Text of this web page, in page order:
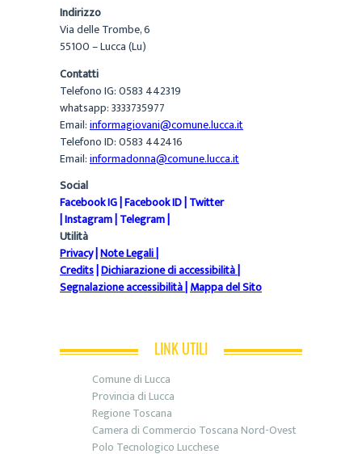
Indirizzo
Via delle Trombe, 6
55100 – Lucca (Lu)
Contatti
Telefono IG: 0583 442319
whatsapp: 3333735977
Email:informagiovani@comune.lucca.it
Telefono ID: 0583 442416
Email:informadonna@comune.lucca.it
Social
Facebook IG|Facebook ID|Twitter
|Instagram|Telegram|
Utilità
Privacy|Note Legali|
Credits|Dichiarazione di accessibilità|
Segnalazione accessibilità|Mappa del Sito
LINK UTILI
Comune di Lucca
Provincia di Lucca
Regione Toscana
Camera di Commercio Toscana Nord-Ovest
Polo Tecnologico Lucchese